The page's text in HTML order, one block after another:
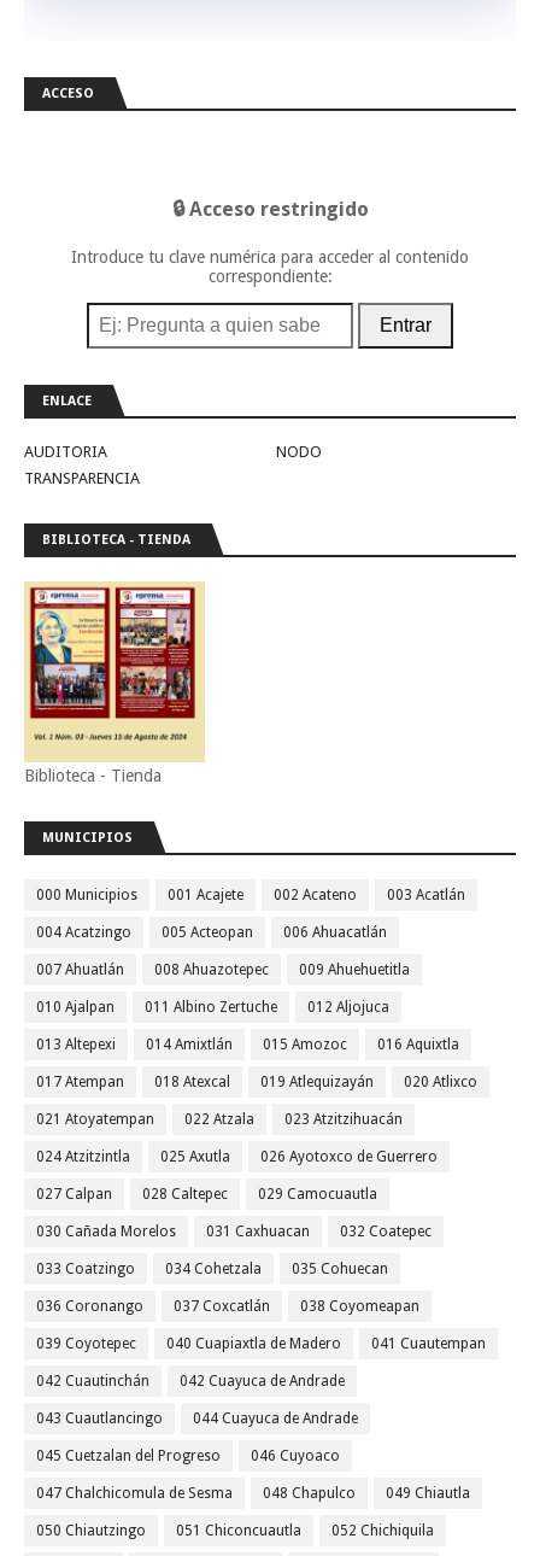
ACCESO
🔒 Acceso restringido
Introduce tu clave numérica para acceder al contenido
correspondiente:
Entrar
ENLACE
AUDITORIA
NODO
TRANSPARENCIA
BIBLIOTECA - TIENDA
Biblioteca - Tienda
MUNICIPIOS
000 Municipios 001 Acajete 002 Acateno 003 Acatlán
004 Acatzingo 005 Acteopan 006 Ahuacatlán
007 Ahuatlán 008 Ahuazotepec 009 Ahuehuetitla
010 Ajalpan 011 Albino Zertuche 012 Aljojuca
013 Altepexi 014 Amixtlán 015 Amozoc 016 Aquixtla
017 Atempan 018 Atexcal 019 Atlequizayán 020 Atlixco
021 Atoyatempan 022 Atzala 023 Atzitzihuacán
024 Atzitzintla 025 Axutla 026 Ayotoxco de Guerrero
027 Calpan 028 Caltepec 029 Camocuautla
030 Cañada Morelos 031 Caxhuacan 032 Coatepec
033 Coatzingo 034 Cohetzala 035 Cohuecan
036 Coronango 037 Coxcatlán 038 Coyomeapan
039 Coyotepec 040 Cuapiaxtla de Madero 041 Cuautempan
042 Cuautinchán 042 Cuayuca de Andrade
043 Cuautlancingo 044 Cuayuca de Andrade
045 Cuetzalan del Progreso 046 Cuyoaco
047 Chalchicomula de Sesma 048 Chapulco 049 Chiautla
050 Chiautzingo 051 Chiconcuautla 052 Chichiquila